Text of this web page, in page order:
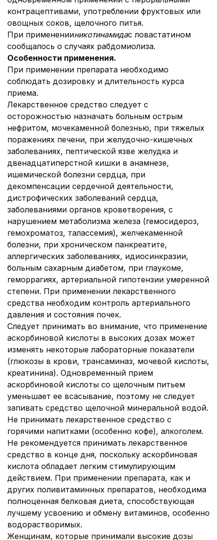
контрацептивами, употреблении фруктовых или
овощных соков, щелочного питья.
При примененииникотинамидас ловастатином
сообщалось о случаях рабдомиолиза.
Особенности применения.
При применении препарата необходимо
соблюдать дозировку и длительность курса
приема.
Лекарственное средство следует с
осторожностью назначать больным острым
нефритом, мочекаменной болезнью, при тяжелых
поражениях печени, при желудочно-кишечных
заболеваниях, пептической язве желудка и
двенадцатиперстной кишки в анамнезе,
ишемической болезни сердца, при
декомпенсации сердечной деятельности,
дистрофических заболеваний сердца,
заболеваниями органов кроветворения, с
нарушением метаболизма железа (гемосидероз,
гемохроматоз, талассемия), желчекаменной
болезни, при хроническом панкреатите,
аллергических заболеваниях, идиосинкразии,
больным сахарным диабетом, при глаукоме,
геморрагиях, артериальной гипотензии умеренной
степени. При применении лекарственного
средства необходим контроль артериального
давления и состояния почек.
Следует принимать во внимание, что применение
аскорбиновой кислоты в высоких дозах может
изменять некоторые лабораторные показатели
(глюкозы в крови, трансаминаз, мочевой кислоты,
креатинина). Одновременный прием
аскорбиновой кислоты со щелочным питьем
уменьшает ее всасывание, поэтому не следует
запивать средство щелочной минеральной водой.
Не принимать лекарственное средство с
горячими напитками (особенно кофе), алкоголем.
Не рекомендуется принимать лекарственное
средство в конце дня, поскольку аскорбиновая
кислота обладает легким стимулирующим
действием. При применении препарата, как и
других поливитаминных препаратов, необходима
полноценная белковая диета, способствующая
лучшему усвоению и обмену витаминов, особенно
водорастворимых.
Женщинам, которые принимали высокие дозы